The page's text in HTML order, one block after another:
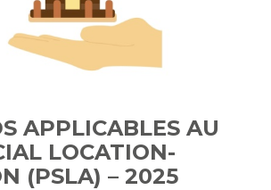
APPLICABLES AU
LOCATION-
(PSLA) – 2025